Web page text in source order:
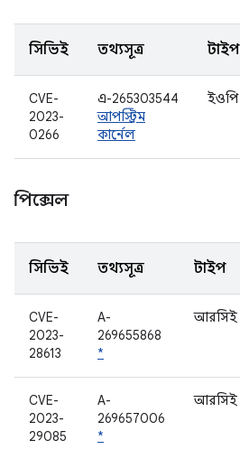
সিভিই তথ্যসূত্র টাইপ
CVE-
2023-
0266
এ-265303544
আপস্ট্রিম
কার্নেল
ইওপি
পিক্সেল
সিভিই তথ্যসূত্র টাইপ
CVE-
2023-
28613
A-
269655868
*
আরসিই
CVE-
2023-
29085
A-
269657006
*
আরসিই